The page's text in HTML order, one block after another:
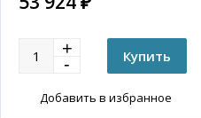
Добавить в избранное